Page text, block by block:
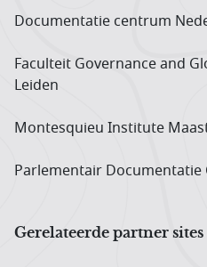
Documentatie centrum
Faculteit Governance and
Leiden
Montesquieu Institute
Parlementair Documentatie
Gerelateerde partner sites